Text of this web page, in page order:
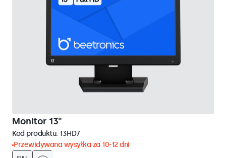
Monitor 13"
Kod produktu: 13HD7
Przewidywana wysyłka za 10-12 dni